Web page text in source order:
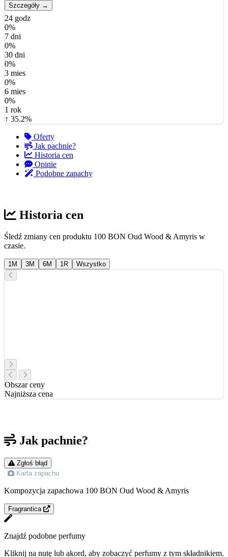
Szczegóły →
24 godz
0%
7 dni
0%
30 dni
0%
3 mies
0%
6 mies
0%
1 rok
↑ 35.2%
Oferty
Jak pachnie?
Historia cen
Opinie
Podobne zapachy
Historia cen
Śledź zmiany cen produktu 100 BON Oud Wood & Amyris w
czasie.
1M 3M 6M 1R Wszystko
Obszar ceny
Najniższa cena
Jak pachnie?
Zgłoś błąd
Karta zapachu
Kompozycja zapachowa 100 BON Oud Wood & Amyris
Fragrantica
Znajdź podobne perfumy
Kliknij na nutę lub akord, aby zobaczyć perfumy z tym składnikiem.